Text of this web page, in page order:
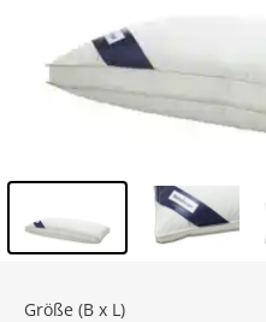
Größe (B x L)